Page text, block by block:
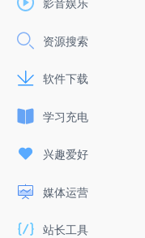
影音娱乐
资源搜索
软件下载
学习充电
兴趣爱好
媒体运营
站长工具